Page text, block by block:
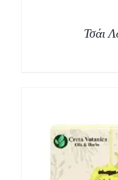
Τσάι